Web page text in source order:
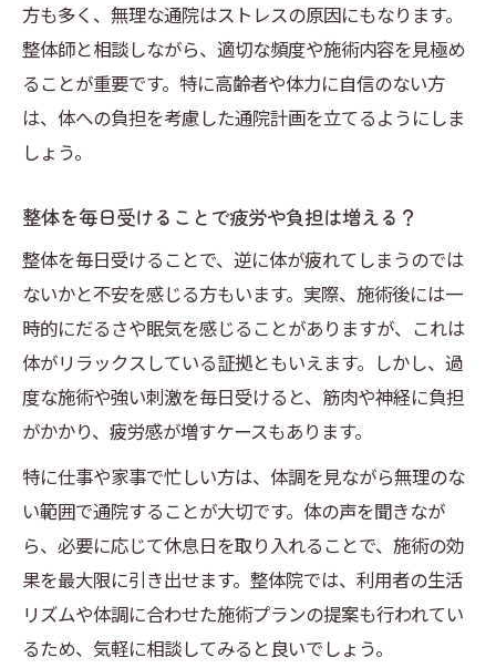
方も多く、無理な通院はストレスの原因にもなります。
整体師と相談しながら、適切な頻度や施術内容を見極め
ることが重要です。特に高齢者や体力に自信のない方
は、体への負担を考慮した通院計画を立てるようにしま
しょう。
整体を毎日受けることで疲労や負担は増える？
整体を毎日受けることで、逆に体が疲れてしまうのでは
ないかと不安を感じる方もいます。実際、施術後には一
時的にだるさや眠気を感じることがありますが、これは
体がリラックスしている証拠ともいえます。しかし、過
度な施術や強い刺激を毎日受けると、筋肉や神経に負担
がかかり、疲労感が増すケースもあります。
特に仕事や家事で忙しい方は、体調を見ながら無理のな
い範囲で通院することが大切です。体の声を聞きなが
ら、必要に応じて休息日を取り入れることで、施術の効
果を最大限に引き出せます。整体院では、利用者の生活
リズムや体調に合わせた施術プランの提案も行われてい
るため、気軽に相談してみると良いでしょう。